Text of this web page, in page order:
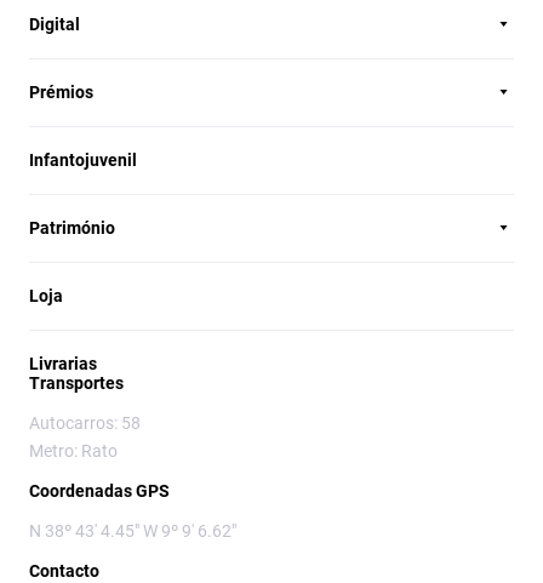
Digital
Prémios
Infantojuvenil
Património
Loja
Livrarias
Transportes
Autocarros: 58
Metro: Rato
Coordenadas GPS
N 38º 43' 4.45" W 9º 9' 6.62"
Contacto